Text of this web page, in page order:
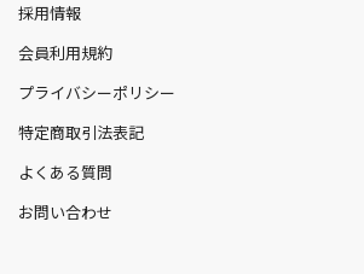
採用情報
会員利用規約
プライバシーポリシー
特定商取引法表記
よくある質問
お問い合わせ